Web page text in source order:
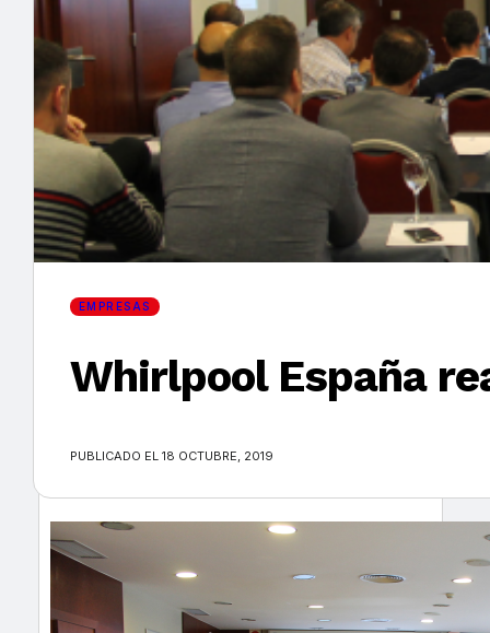
MERCADOS Y TENDENCIAS
HEMEROTECA
Encuentra tu noticia
EMPRESAS
Whirlpool España
PUBLICADO EL 18 OCTUBRE, 2019